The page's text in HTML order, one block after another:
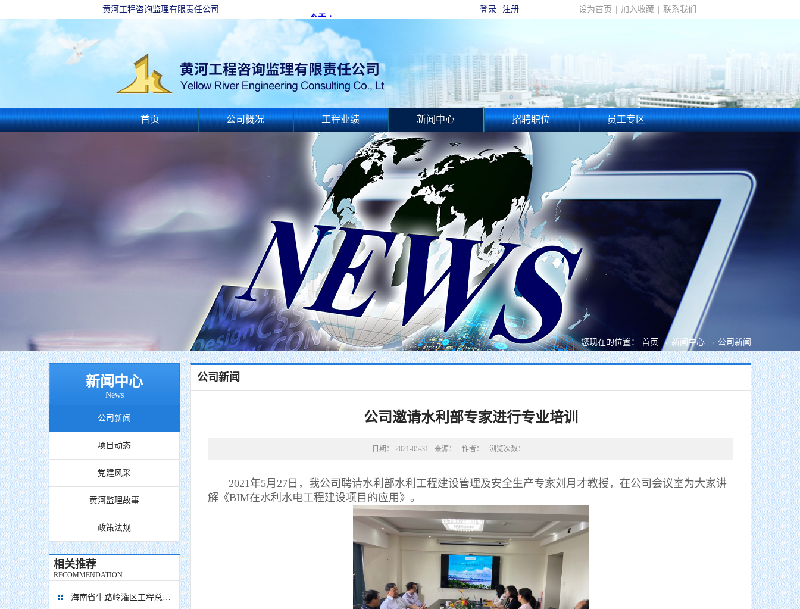
黄河工程咨询监理有限责任公司 设为首页 加入收藏 联系我们
登录 注册
首页 公司概况 工程业绩 新闻中心 招聘职位 员工专区
新闻中心
News
公司新闻
项目动态
党建风采
黄河监理故事
政策法规
相关推荐
RECOMMENDATION
海南省牛路岭灌区工程总干渠1#隧洞无压段提前5个月贯通
您现在的位置： 首页 → 新闻中心 → 公司新闻
公司新闻
公司邀请水利部专家进行专业培训
日期： 2021-05-31 来源： 作者： 浏览次数：
2021年5月27日，我公司聘请水利部水利工程建设管理及安全生产专家刘月才教授，在公司会议室为大家讲
解《BIM在水利水电工程建设项目的应用》。